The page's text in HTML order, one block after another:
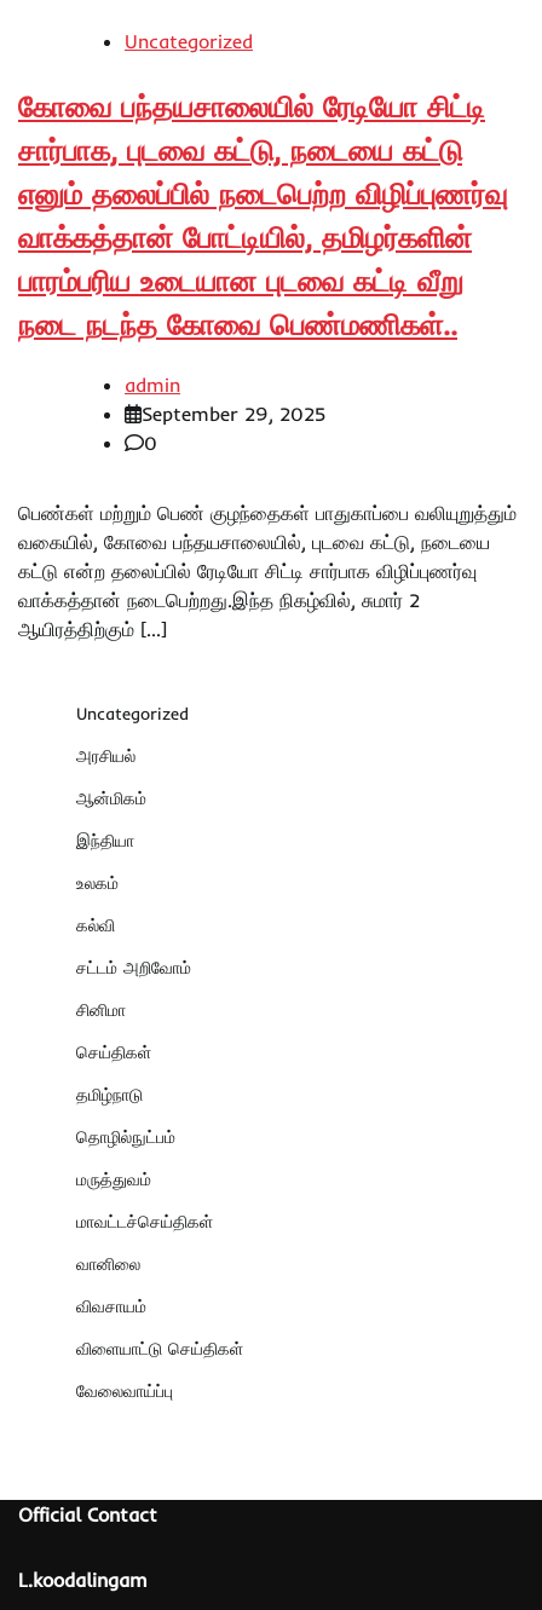
Uncategorized
கோவை பந்தயசாலையில் ரேடியோ சிட்டி
சார்பாக, புடவை கட்டு, நடையை கட்டு
எனும் தலைப்பில் நடைபெற்ற விழிப்புணர்வு
வாக்கத்தான் போட்டியில், தமிழர்களின்
பாரம்பரிய உடையான புடவை கட்டி வீறு
நடை நடந்த கோவை பெண்மணிகள்..
admin
September 29, 2025
0
பெண்கள் மற்றும் பெண் குழந்தைகள் பாதுகாப்பை வலியுறுத்தும்
வகையில், கோவை பந்தயசாலையில், புடவை கட்டு, நடையை
கட்டு என்ற தலைப்பில் ரேடியோ சிட்டி சார்பாக விழிப்புணர்வு
வாக்கத்தான் நடைபெற்றது.இந்த நிகழ்வில், சுமார் 2
ஆயிரத்திற்கும் […]
Uncategorized
அரசியல்
ஆன்மிகம்
இந்தியா
உலகம்
கல்வி
சட்டம் அறிவோம்
சினிமா
செய்திகள்
தமிழ்நாடு
தொழில்நுட்பம்
மருத்துவம்
மாவட்டச்செய்திகள்
வானிலை
விவசாயம்
விளையாட்டு செய்திகள்
வேலைவாய்ப்பு
Official Contact
L.koodalingam